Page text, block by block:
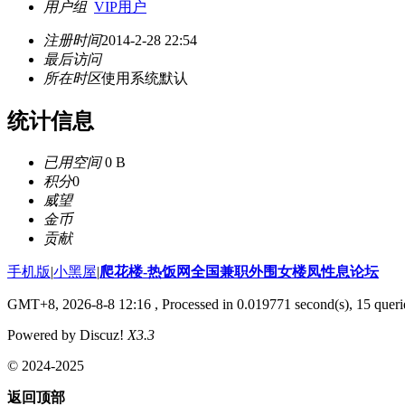
用户组 VIP用户
注册时间2014-2-28 22:54
最后访问
所在时区使用系统默认
统计信息
已用空间0 B
积分0
威望
金币
贡献
手机版|小黑屋|爬花楼-热饭网全国兼职外围女楼凤性息论坛
GMT+8, 2026-8-8 12:16 , Processed in 0.019771 second(s), 15
Powered by Discuz! X3.3
© 2024-2025
返回顶部